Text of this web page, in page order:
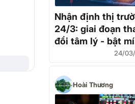
Nhận định thị
24/3: giai đoạn
đổi tâm lý - bật mí
hành động
24/
Hoài Thương